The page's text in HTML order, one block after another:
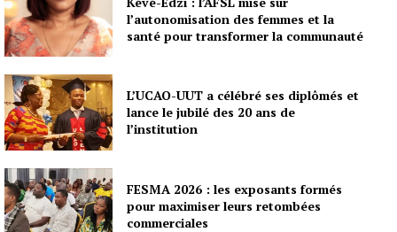
l’autonomisation des femmes et la
santé pour transformer la communauté
L’UCAO-UUT a célébré ses diplômés et
lance le jubilé des 20 ans de
l’institution
FESMA 2026 : les exposants formés
pour maximiser leurs retombées
commerciales